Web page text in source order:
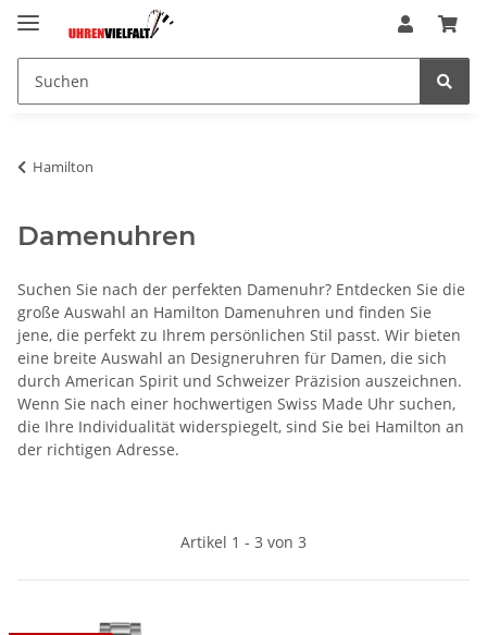
Hamilton
Damenuhren
Suchen Sie nach der perfekten Damenuhr? Entdecken Sie die
große Auswahl an Hamilton Damenuhren und finden Sie
jene, die perfekt zu Ihrem persönlichen Stil passt. Wir bieten
eine breite Auswahl an Designeruhren für Damen, die sich
durch American Spirit und Schweizer Präzision auszeichnen.
Wenn Sie nach einer hochwertigen Swiss Made Uhr suchen,
die Ihre Individualität widerspiegelt, sind Sie bei Hamilton an
der richtigen Adresse.
Artikel 1 - 3 von 3